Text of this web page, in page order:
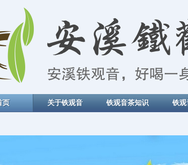
页 关于铁观音 铁观音茶知识 铁观